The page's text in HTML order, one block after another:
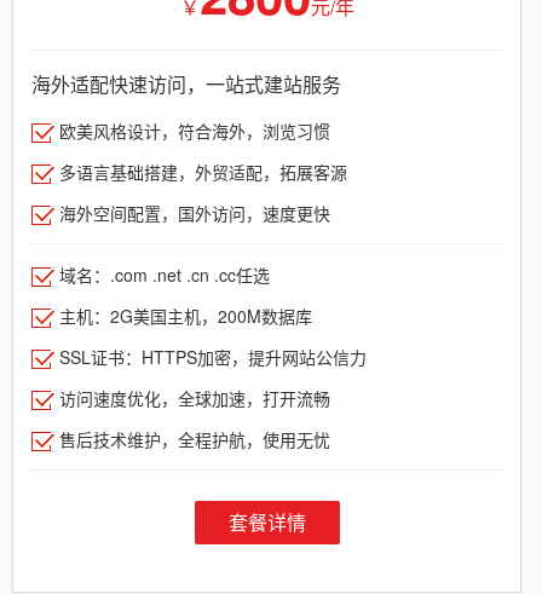
￥ 元/年
海外适配快速访问，一站式建站服务
欧美风格设计，符合海外，浏览习惯
多语言基础搭建，外贸适配，拓展客源
海外空间配置，国外访问，速度更快
域名：.com .net .cn .cc任选
主机：2G美国主机，200M数据库
SSL证书：HTTPS加密，提升网站公信力
访问速度优化，全球加速，打开流畅
售后技术维护，全程护航，使用无忧
套餐详情